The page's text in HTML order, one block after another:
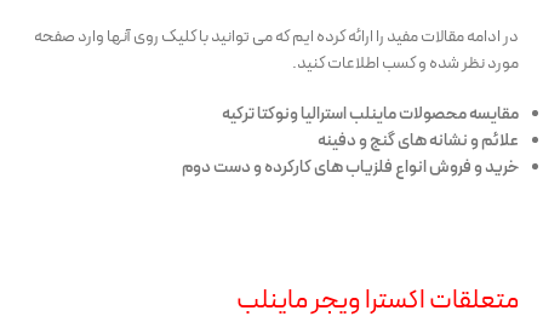
در ادامه مقالات مفید را ارائه کرده ایم که می توانید با کلیک روی آنها وارد صفحه
مورد نظر شده و کسب اطلاعات کنید.
مقایسه محصولات ماینلب استرالیا ونوکتا ترکیه
علائم و نشانه های گنج و دفینه
خرید و فروش انواع فلزیاب های کارکرده و دست دوم
متعلقات اکسترا ویجر ماینلب